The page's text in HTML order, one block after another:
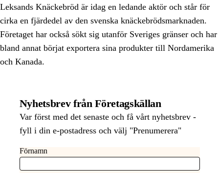
Leksands Knäckebröd är idag en ledande aktör och står för
cirka en fjärdedel av den svenska knäckebrödsmarknaden.
Företaget har också sökt sig utanför Sveriges gränser och har
bland annat börjat exportera sina produkter till Nordamerika
och Kanada.
Nyhetsbrev från Företagskällan
Var först med det senaste och få vårt nyhetsbrev -
fyll i din e-postadress och välj "Prenumerera"